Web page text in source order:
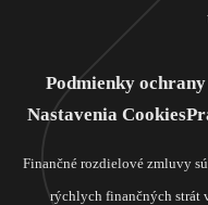
Podmienky
Nastavenia Cookies
Finančné rozdielové zmluvy
rýchlych finančných strát